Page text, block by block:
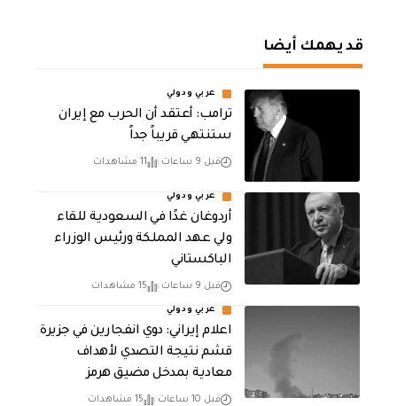
قد يهمك أيضا
عربي ودولي
‏ترامب: أعتقد أن الحرب مع إيران
ستنتهي قريباً جداً
قبل 9 ساعات 11 مشاهدات
عربي ودولي
أردوغان غدًا في السعودية للقاء
ولي عهد المملكة ورئيس الوزراء
الباكستاني
قبل 9 ساعات 15 مشاهدات
عربي ودولي
اعلام إيراني: دوي انفجارين في جزيرة
قشم نتيجة التصدي لأهداف
معادية بمدخل مضيق هرمز
قبل 10 ساعات 15 مشاهدات